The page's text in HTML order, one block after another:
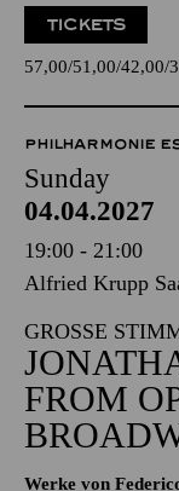
TICKETS
57,00 51,00 42,00
PHILHARMONIE
Sunday
04.04.2027
19:00 - 21:00
Alfried Krupp
GROSSE
FROM
Werke von